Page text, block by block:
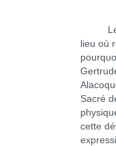
Le
lieu où
Sacré
cette